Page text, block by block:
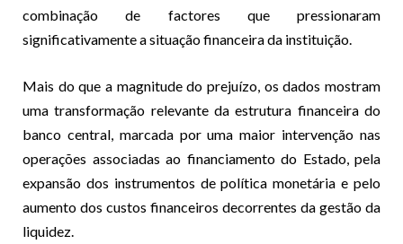
combinação de factores que pressionaram
significativamente a situação financeira da instituição.
Mais do que a magnitude do prejuízo, os dados mostram
uma transformação relevante da estrutura financeira do
banco central, marcada por uma maior intervenção nas
operações associadas ao financiamento do Estado, pela
expansão dos instrumentos de política monetária e pelo
aumento dos custos financeiros decorrentes da gestão da
liquidez.